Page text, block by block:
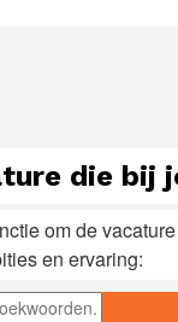
die bij
om de
en ervaring: